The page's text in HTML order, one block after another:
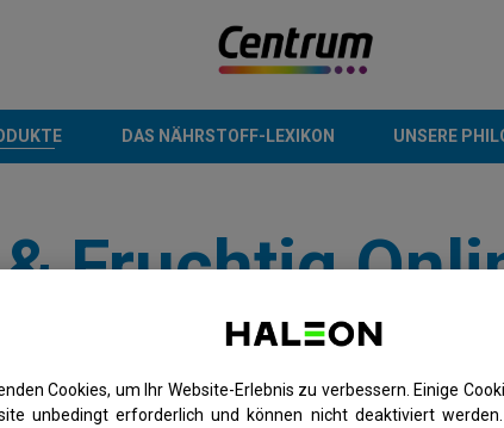
DAS NÄHRSTOFF-LEXIKON UNSERE
Fruchtig
Alle Paketgrößen
Cookies, um Ihr Website-Erlebnis zu verbessern. Einige
unbedingt erforderlich und können nicht deaktiviert